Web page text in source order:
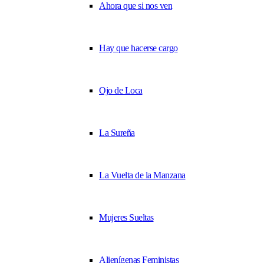
Ahora que si nos ven
Hay que hacerse cargo
Ojo de Loca
La Sureña
La Vuelta de la Manzana
Mujeres Sueltas
Alienígenas Feministas